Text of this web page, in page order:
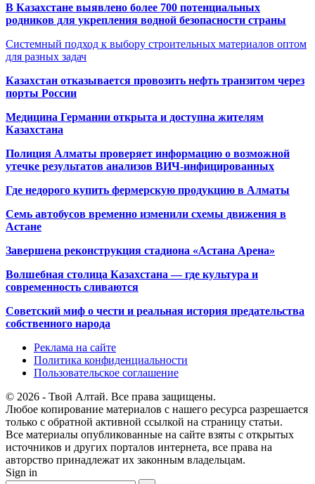
В Казахстане выявлено более 700 потенциальных
родников для укрепления водной безопасности страны
Системный подход к выбору строительных материалов оптом
для разных задач
Казахстан отказывается провозить нефть транзитом через
порты России
Медицина Германии открыта и доступна жителям
Казахстана
Полиция Алматы проверяет информацию о возможной
утечке результатов анализов ВИЧ-инфицированных
Где недорого купить фермерскую продукцию в Алматы
Семь автобусов временно изменили схемы движения в
Астане
Завершена реконструкция стадиона «Астана Арена»
Волшебная столица Казахстана — где культура и
современность сливаются
Советский миф о чести и реальная история предательства
собственного народа
Реклама на сайте
Политика конфиденциальности
Пользовательское соглашение
© 2026 - Твой Алтай. Все права защищены.
Любое копирование материалов с нашего ресурса разрешается
только с обратной активной ссылкой на страницу статьи.
Все материалы опубликованные на сайте взяты с открытых
источников и других порталов интернета, все права на
авторство принадлежат их законным владельцам.
Sign in